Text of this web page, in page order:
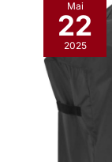
Mai
22
2025